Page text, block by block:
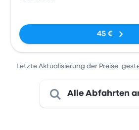
45 €
Letzte Aktualisierung der Preise:
Alle Abfahrten